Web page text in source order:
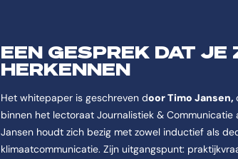
EEN GESPREK DAT JE
HERKENNEN
Het whitepaper is geschreven door Timo Jansen,
binnen het lectoraat Journalistiek & Communicatie
Jansen houdt zich bezig met zowel inductief als
klimaatcommunicatie. Zijn uitgangspunt: